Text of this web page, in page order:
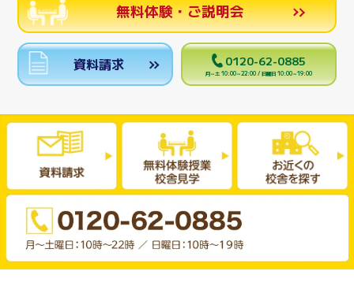
無料体験・ご説明会
資料請求 0120-62-0885
月～土 10:00～22:00 / 日曜日 10:00～19:00